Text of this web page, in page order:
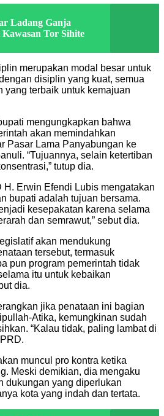
Ladang Ganja
Tor Sihite
merupakan modal besar untuk
disiplin yang kuat, semua
yang terbaik untuk kemajuan
mengungkapkan bahwa
akan memindahkan
Pasar Lama Panyabungan ke
“Tujuannya, selain ketertiban
tutup dia.
H. Erwin Efendi Lubis mengatakan
bupati adalah tujuan bersama.
kesepakatan karena selama
dan semrawut,” sebut dia.
akan mendukung
tersebut, termasuk
pun program pemerintah tidak
itu untuk kebaikan
dia.
jika penataan ini bagian
Atika, kemungkinan sudah
“Kalau tidak, paling lambat di
muncul pro kontra ketika
Meski demikian, dia mengaku
dukungan yang diperlukan
kota yang indah dan tertata.